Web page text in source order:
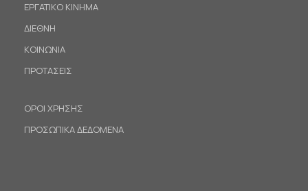
ΕΡΓΑΤΙΚΟ ΚΙΝΗΜΑ
ΔΙΕΘΝΗ
ΚΟΙΝΩΝΙΑ
ΠΡΟΤΑΣΕΙΣ
ΟΡΟΙ ΧΡΗΣΗΣ
ΠΡΟΣΩΠΙΚΑ ΔΕΔΟΜΕΝΑ